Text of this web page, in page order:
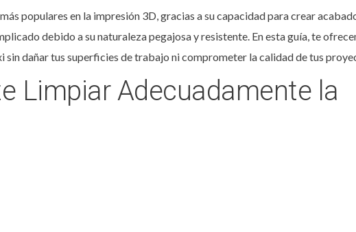
populares en la impresión 3D, gracias a su capacidad para crear
debido a su naturaleza pegajosa y resistente. En esta guía, te
dañar tus superficies de trabajo ni comprometer la calidad de tus
Limpiar Adecuadamente la